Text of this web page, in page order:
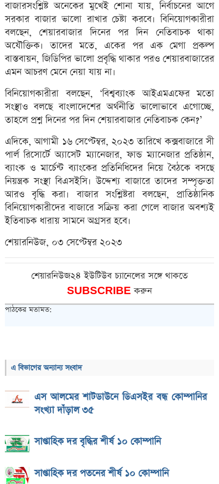
বাজারসংশ্লিষ্ট অনেকের মুখেই শোনা যায়, নির্বাচনের আগে
সরকার বাজার ভালো রাখার চেষ্টা করবে। বিনিয়োগকারীরা
বলছেন, শেয়ারবাজার দিনের পর দিন নেতিবাচক থাকা
অযৌক্তিক। তাদের মতে, একের পর এক মেগা প্রকল্প
বাস্তবায়ন, জিডিপির ভালো প্রবৃদ্ধি থাকার পরও শেয়ারবাজারের
এমন আচরণ মেনে নেয়া যায় না।
বিনিয়োগকারীরা বলছেন, ‘বিশ্বব্যাংক আইএমএফের মতো
সংস্থাও বলছে বাংলাদেশের অর্থনীতি ভালোভাবে এগোচ্ছে,
তাহলে প্রশ্ন দিনের পর দিন শেয়ারবাজার নেতিবাচক কেন?’
এদিকে, আগামী ১৬ সেপ্টেম্বর, ২০২৩ তারিখে কক্সবাজারে সী
পার্ল রিসোর্টে অ্যাসেট ম্যানেজার, ফান্ড ম্যানেজার প্রতিষ্ঠান,
ব্যাংক ও মার্চেন্ট ব্যাংকের প্রতিনিধিদের নিয়ে বৈঠকে বসছে
নিয়ন্ত্রক সংস্থা বিএসইসি। উদ্দেশ্য বাজারে তাদের সম্পৃক্ততা
আরও বৃদ্ধি করা। বাজার সংশ্লিষ্টরা বলছেন, প্রাতিষ্ঠানিক
বিনিয়োগকারীদের বাজারে সক্রিয় করা গেলে বাজার অবশ্যই
ইতিবাচক ধারায় সামনে অগ্রসর হবে।
শেয়ারনিউজ, ০৩ সেপ্টেম্বর ২০২৩
শেয়ারনিউজ২৪ ইউটিউব চ্যানেলের সঙ্গে থাকতে
SUBSCRIBEকরুন
পাঠকের মতামত:
এ বিভাগের অন্যান্য সংবাদ
এস আলমের শাটডাউনে ডিএসইর বন্ধ কোম্পানির
সংখ্যা দাঁড়াল ৩৫
সাপ্তাহিক দর বৃদ্ধির শীর্ষ ১০ কোম্পানি
সাপ্তাহিক দর পতনের শীর্ষ ১০ কোম্পানি